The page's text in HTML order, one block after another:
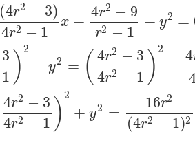
(4r2 − 3)
4r2 − 1
x +
4r2 − 9
r2 − 1
+ y2 =
3
1 )
2
+ y2 = ( 4r2 − 3
4r2 − 1 )
2
−
4
4r2 − 3
4r2 − 1 )
2
+ y2 =
16r2
(4r2 − 1)2